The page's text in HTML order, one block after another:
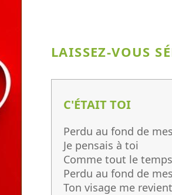
LAISSEZ-VOUS
C'ÉTAIT TOI
Perdu au fond de
Je pensais à toi
Comme tout le temps
Perdu au fond de
Ton visage me